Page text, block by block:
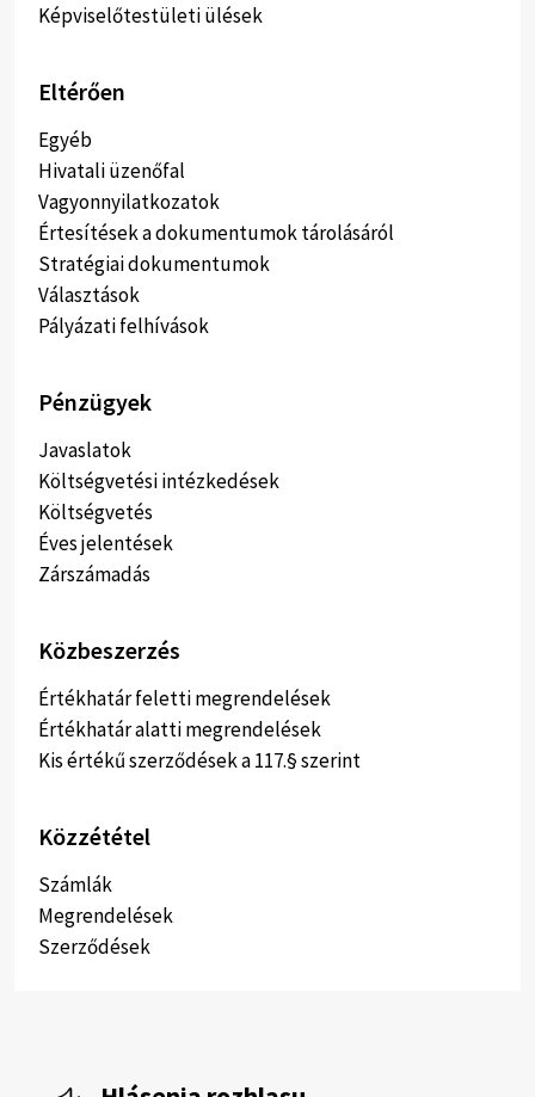
Képviselőtestületi ülések
Eltérően
Egyéb
Hivatali üzenőfal
Vagyonnyilatkozatok
Értesítések a dokumentumok tárolásáról
Stratégiai dokumentumok
Választások
Pályázati felhívások
Pénzügyek
Javaslatok
Költségvetési intézkedések
Költségvetés
Éves jelentések
Zárszámadás
Közbeszerzés
Értékhatár feletti megrendelések
Értékhatár alatti megrendelések
Kis értékű szerződések a 117.§ szerint
Közzététel
Számlák
Megrendelések
Szerződések